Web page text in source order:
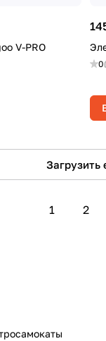
V-PRO
0
Загрузить
1 2